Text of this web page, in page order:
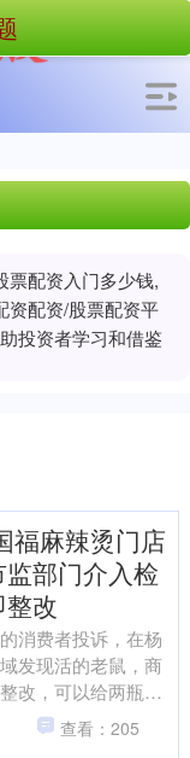
票配资入门多少钱,
资配资/股票配资平
投资者学习和借鉴
福麻辣烫门店
部门介入检
改
消费者投诉，在杨
发现活的老鼠，商
改，可以给两瓶饮
其删除视频。据媒
应称已....
查看：205